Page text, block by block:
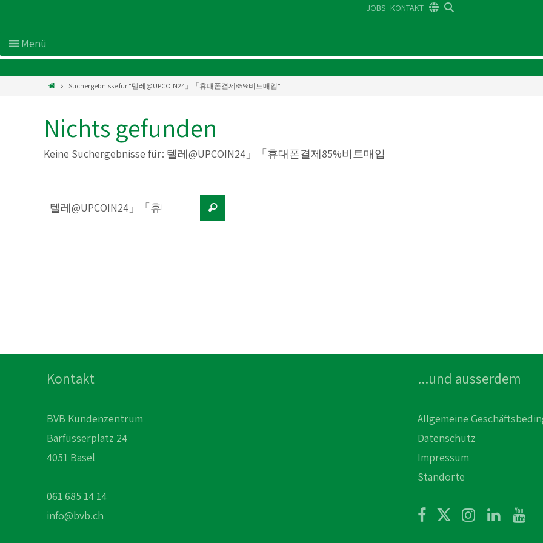
JOBS KONTAKT
Suchergebnisse für "텔레@UPCOIN24」「휴대폰결제85%비트매입"
Nichts gefunden
Keine Suchergebnisse für: 텔레@UPCOIN24」「휴대폰결제85%비트매입
Kontakt
BVB Kundenzentrum
Barfüsserplatz 24
4051 Basel
061 685 14 14
info@bvb.ch
...und ausserdem
Allgemeine
Datenschutz
Impressum
Standorte